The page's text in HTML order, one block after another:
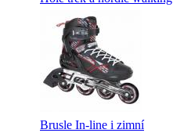
Brusle In-line i zimní